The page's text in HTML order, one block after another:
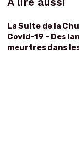
La Suite de la
Covid-19 – Des
meurtres dans